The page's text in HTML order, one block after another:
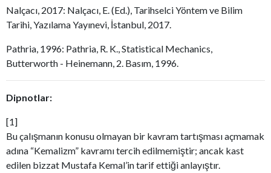
Nalçacı, 2017: Nalçacı, E. (Ed.), Tarihselci Yöntem ve Bilim
Tarihi, Yazılama Yayınevi, İstanbul, 2017.
Pathria, 1996: Pathria, R. K., Statistical Mechanics,
Butterworth - Heinemann, 2. Basım, 1996.
Dipnotlar:
[1]
Bu çalışmanın konusu olmayan bir kavram tartışması açmamak
adına “Kemalizm” kavramı tercih edilmemiştir; ancak kast
edilen bizzat Mustafa Kemal’in tarif ettiği anlayıştır.